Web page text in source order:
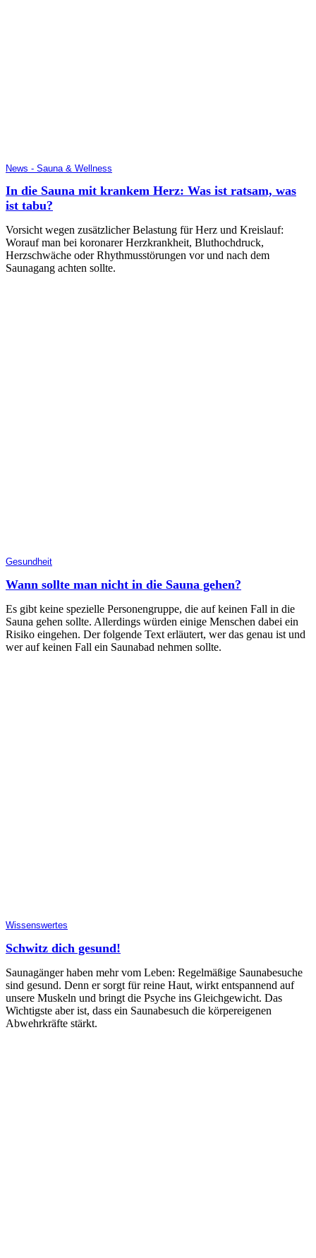
News - Sauna & Wellness
In die Sauna mit krankem Herz: Was ist ratsam, was
ist tabu?
Vorsicht wegen zusätzlicher Belastung für Herz und Kreislauf:
Worauf man bei koronarer Herzkrankheit, Bluthochdruck,
Herzschwäche oder Rhythmusstörungen vor und nach dem
Saunagang achten sollte.
Gesundheit
Wann sollte man nicht in die Sauna gehen?
Es gibt keine spezielle Personengruppe, die auf keinen Fall in die
Sauna gehen sollte. Allerdings würden einige Menschen dabei ein
Risiko eingehen. Der folgende Text erläutert, wer das genau ist und
wer auf keinen Fall ein Saunabad nehmen sollte.
Wissenswertes
Schwitz dich gesund!
Saunagänger haben mehr vom Leben: Regelmäßige Saunabesuche
sind gesund. Denn er sorgt für reine Haut, wirkt entspannend auf
unsere Muskeln und bringt die Psyche ins Gleichgewicht. Das
Wichtigste aber ist, dass ein Saunabesuch die körpereigenen
Abwehrkräfte stärkt.